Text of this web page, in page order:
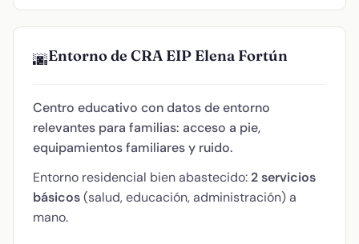
🌆Entorno de CRA EIP Elena Fortún
Centro educativo con datos de entorno
relevantes para familias: acceso a pie,
equipamientos familiares y ruido.
Entorno residencial bien abastecido: 2 servicios
básicos(salud, educación, administración) a
mano.